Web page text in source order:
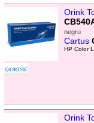
Orink
negru
Cartus
HP Color
Orink